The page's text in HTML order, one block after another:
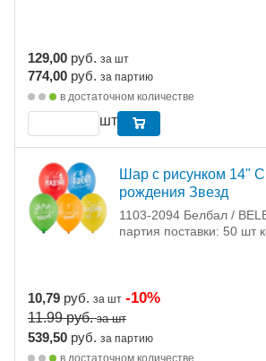
129,00 руб. за шт
774,00 руб. за партию
в достаточном количестве
шт
Шар с рисунком 14"
рождения Звезд
1103-2094 Белбал /
партия поставки: 50 шт
10,79 руб. за шт -10%
11.99руб. за шт
539,50 руб. за партию
в достаточном количестве